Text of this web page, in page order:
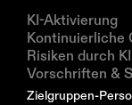
KI-Aktivierung
Kontinuierliche
Risiken durch
Vorschriften &
Zielgruppen-